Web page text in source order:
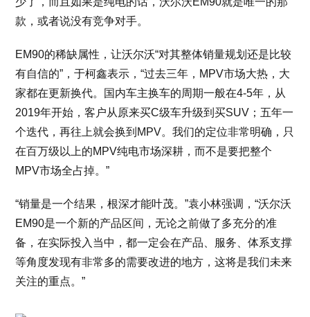
款，或者说没有竞争对手。
EM90的稀缺属性，让沃尔沃“对其整体销量规划还是比较
有自信的”，于柯鑫表示，“过去三年，MPV市场大热，大
家都在更新换代。国内车主换车的周期一般在4-5年，从
2019年开始，客户从原来买C级车升级到买SUV；五年一
个迭代，再往上就会换到MPV。我们的定位非常明确，只
在百万级以上的MPV纯电市场深耕，而不是要把整个
MPV市场全占掉。”
“销量是一个结果，根深才能叶茂。”袁小林强调，“沃尔沃
EM90是一个新的产品区间，无论之前做了多充分的准
备，在实际投入当中，都一定会在产品、服务、体系支撑
等角度发现有非常多的需要改进的地方，这将是我们未来
关注的重点。”